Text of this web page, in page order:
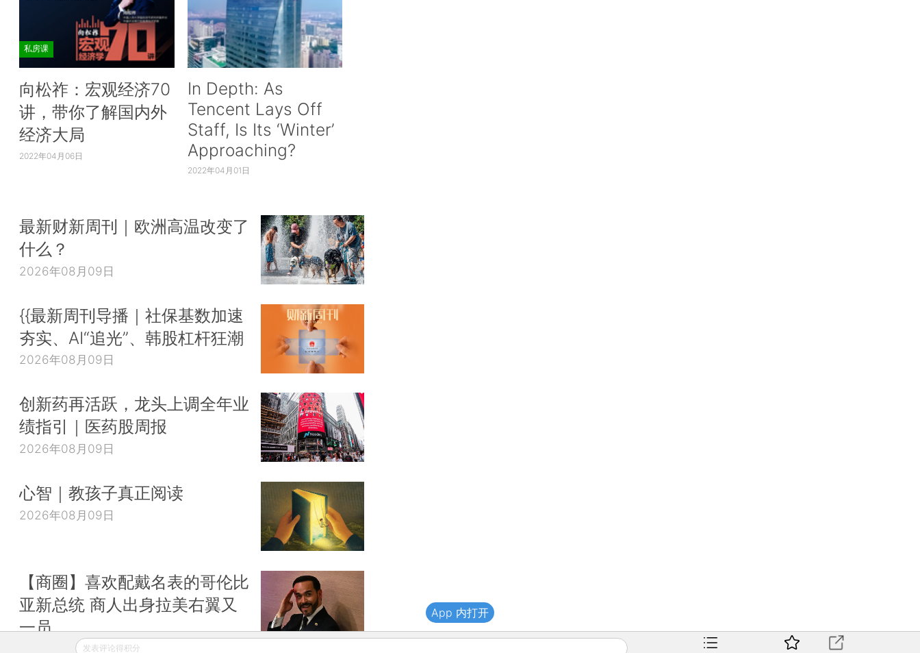
私房课
向松祚：宏观经济70
讲，带你了解国内外
经济大局
2022年04月06日
In Depth: As
Tencent Lays Off
Staff, Is Its ‘Winter’
Approaching?
2022年04月01日
最新财新周刊｜欧洲高温改变了
什么？
2026年08月09日
{{最新周刊导播｜社保基数加速
夯实、AI“追光”、韩股杠杆狂潮
2026年08月09日
创新药再活跃，龙头上调全年业
绩指引｜医药股周报
2026年08月09日
心智｜教孩子真正阅读
2026年08月09日
【商圈】喜欢配戴名表的哥伦比
亚新总统 商人出身拉美右翼又
一员
2026年08月09日
发表评论得积分
App 内打开